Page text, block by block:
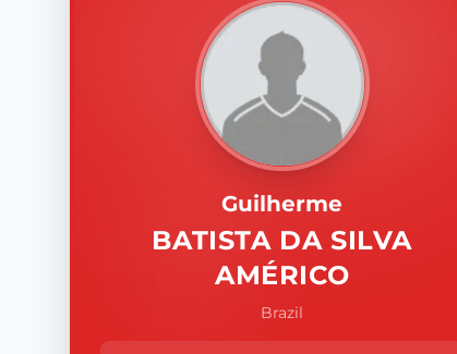
Guilherme
BATISTA DA SILVA
AMÉRICO
Brazil